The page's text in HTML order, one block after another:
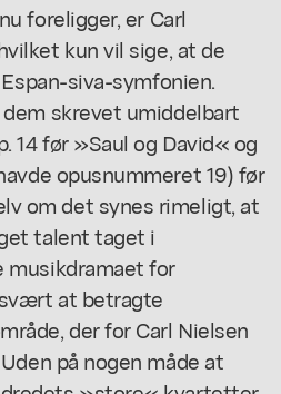
foreligger, er Carl
kun vil sige, at de
siva-symfonien.
skrevet umiddelbart
14 før »Saul og David« og
opusnummeret 19) før
om det synes rimeligt, at
talent taget i
for
at betragte
der for Carl Nielsen
på nogen måde at